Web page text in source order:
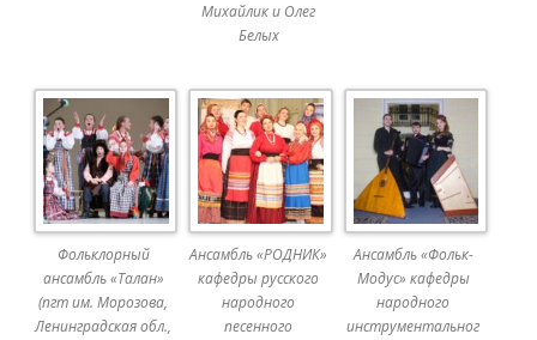
Михайлик и Олег
Белых
Фольклорный
ансамбль «Талан»
(пгт им. Морозова,
Ленинградская обл.,
Ансамбль «РОДНИК»
кафедры русского
народного
песенного
Ансамбль «Фольк-
Модус» кафедры
народного
инструментальног